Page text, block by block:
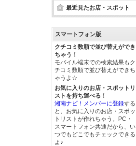
最近見たお店・スポット
スマートフォン版
クチコミ数順で並び替えができ
ちゃう！
モバイル端末での検索結果もク
チコミ数順で並び替えができち
ゃうよ☆
お気に入りのお店・スポットリ
ストを持ち運べる！
湘南ナビ！メンバーに登録する
と、お気に入りのお店・スポッ
トリストが作れちゃう。PC・
スマートフォン共通だから、い
つでもどこでもチェックできる
よ♪